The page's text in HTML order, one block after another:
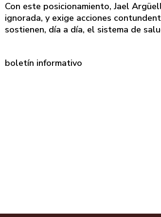
Con este posicionamiento, Jael
ignorada, y exige acciones
sostienen, día a día, el sistema de
boletín informativo